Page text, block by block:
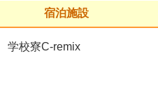
宿泊施設
学校寮C-remix